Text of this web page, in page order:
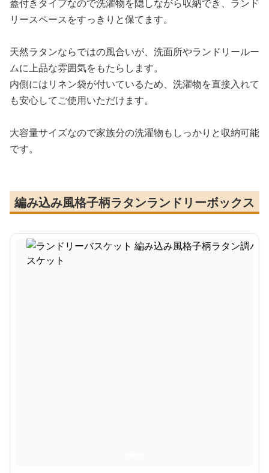
蓋付きタイプなので洗濯物を隠しながら収納でき、ランド
リースペースをすっきりと保てます。
天然ラタンならではの風合いが、洗面所やランドリールー
ムに上品な雰囲気をもたらします。
内側にはリネン袋が付いているため、洗濯物を直接入れて
も安心してご使用いただけます。
大容量サイズなので家族分の洗濯物もしっかりと収納可能
です。
編み込み風格子柄ラタンランドリーボックス